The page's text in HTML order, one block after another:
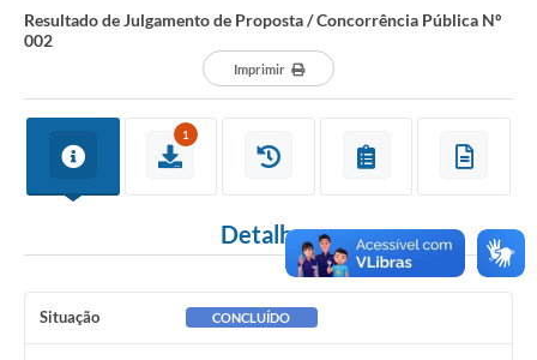
Resultado de Julgamento de Proposta / Concorrência Pública Nº
002
Imprimir
1
Detalhes
Situação CONCLUÍDO